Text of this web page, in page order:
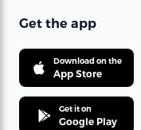
Get the app
Download on the
App Store
Get it on
Google Play